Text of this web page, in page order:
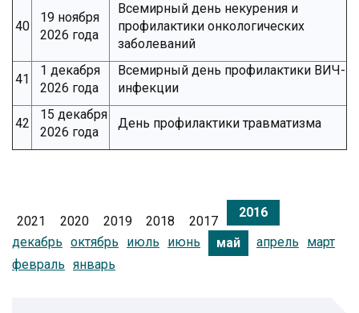
40
19 ноября
2026 года
Всемирный день некурения и
профилактики онкологических
заболеваний
41
1 декабря
2026 года
Всемирный день профилактики ВИЧ-
инфекции
42
15 декабря
2026 года
День профилактики травматизма
2021 2020 2019 2018 2017
2016
декабрь октябрь июль июнь май апрель
март
февраль январь